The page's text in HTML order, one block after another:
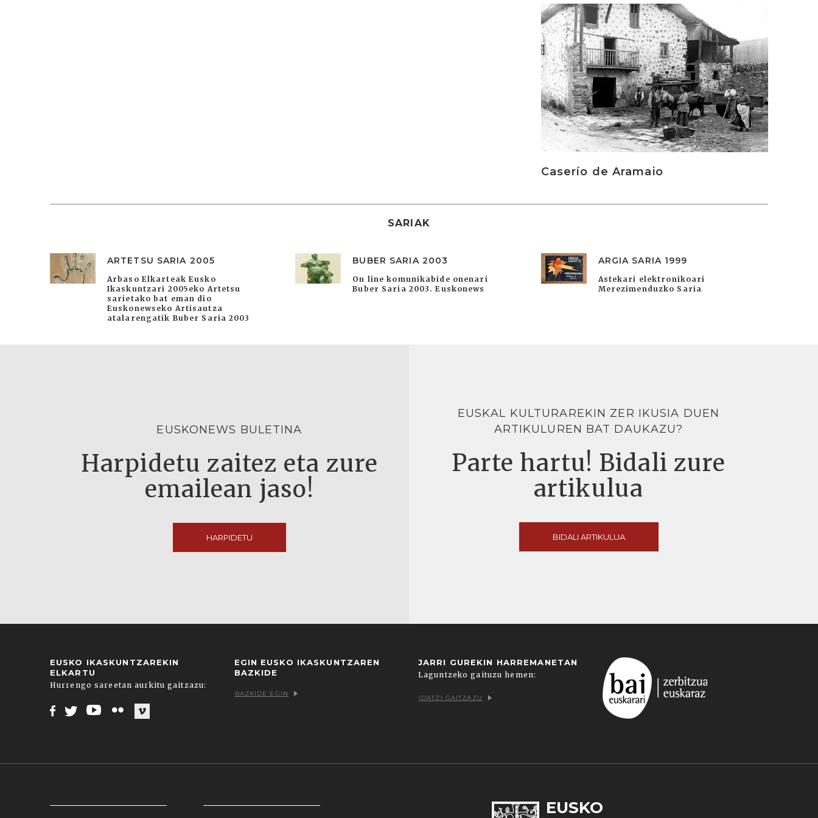
Caserío de Aramaio
Irakurri
SARIAK
ARTETSU SARIA 2005
Arbaso Elkarteak Eusko
Ikaskuntzari 2005eko Artetsu
sarietako bat eman dio
Euskonewseko Artisautza
atalarengatik Buber Saria 2003
BUBER SARIA 2003
On line komunikabide onenari
Buber Saria 2003. Euskonews
ARGIA SARIA 1999
Astekari elektronikoari
Merezimenduzko Saria
EUSKONEWS BULETINA
Harpidetu zaitez eta zure
emailean jaso!
HARPIDETU
EUSKAL KULTURAREKIN ZER IKUSIA DUEN
ARTIKULUREN BAT DAUKAZU?
Parte hartu! Bidali zure
artikulua
BIDALI ARTIKULUA
EUSKO IKASKUNTZAREKIN
ELKARTU
Hurrengo sareetan aurkitu gaitzazu:
EGIN EUSKO IKASKUNTZAREN
BAZKIDE
BAZKIDE EGIN
JARRI GUREKIN HARREMANETAN
Laguntzeko gaituzu hemen:
IDATZI GAITZAZU
EUSKO